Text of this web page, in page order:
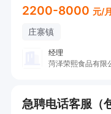
2200-8000 元/月
庄寨镇
经理
菏泽荣熙食品有限
急聘电话客服（